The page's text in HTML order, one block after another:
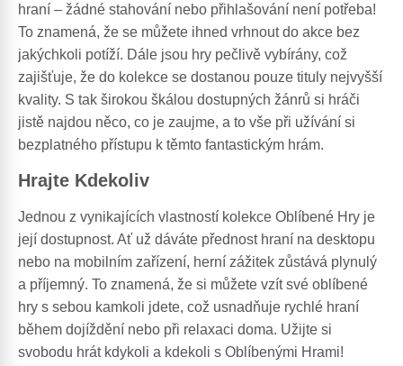
hraní – žádné stahování nebo přihlašování není potřeba!
To znamená, že se můžete ihned vrhnout do akce bez
jakýchkoli potíží. Dále jsou hry pečlivě vybírány, což
zajišťuje, že do kolekce se dostanou pouze tituly nejvyšší
kvality. S tak širokou škálou dostupných žánrů si hráči
jistě najdou něco, co je zaujme, a to vše při užívání si
bezplatného přístupu k těmto fantastickým hrám.
Hrajte Kdekoliv
Jednou z vynikajících vlastností kolekce Oblíbené Hry je
její dostupnost. Ať už dáváte přednost hraní na desktopu
nebo na mobilním zařízení, herní zážitek zůstává plynulý
a příjemný. To znamená, že si můžete vzít své oblíbené
hry s sebou kamkoli jdete, což usnadňuje rychlé hraní
během dojíždění nebo při relaxaci doma. Užijte si
svobodu hrát kdykoli a kdekoli s Oblíbenými Hrami!